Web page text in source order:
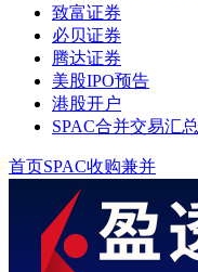
致富证券
必贝证券
腾达证券
美股IPO预告
港股开户
SPAC合并交易汇总
首页SPAC收购兼并